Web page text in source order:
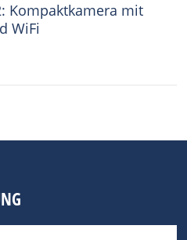
Kompaktkamera mit
WiFi